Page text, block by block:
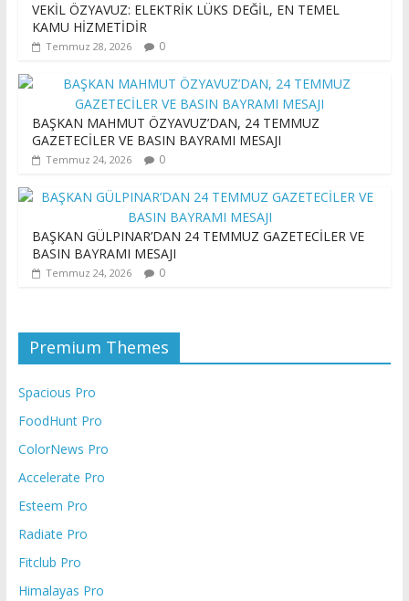
VEKİL ÖZYAVUZ: ELEKTRİK LÜKS DEĞİL, EN TEMEL
KAMU HİZMETİDİR
Temmuz 28, 2026 0
BAŞKAN MAHMUT ÖZYAVUZ’DAN, 24 TEMMUZ
GAZETECİLER VE BASIN BAYRAMI MESAJI
Temmuz 24, 2026 0
BAŞKAN GÜLPINAR’DAN 24 TEMMUZ GAZETECİLER VE
BASIN BAYRAMI MESAJI
Temmuz 24, 2026 0
Premium Themes
Spacious Pro
FoodHunt Pro
ColorNews Pro
Accelerate Pro
Esteem Pro
Radiate Pro
Fitclub Pro
Himalayas Pro